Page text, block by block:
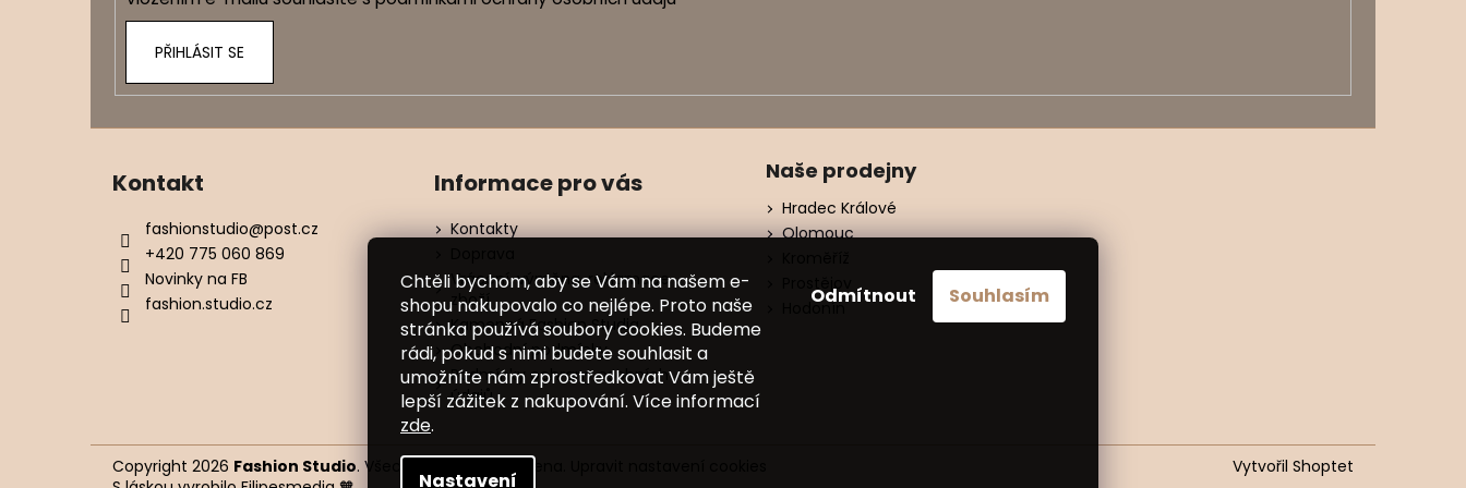
Chtěli bychom, aby se Vám na našem e-
shopu nakupovalo co nejlépe. Proto naše
stránka používá soubory cookies. Budeme
rádi, pokud s nimi budete souhlasit a
umožníte nám zprostředkovat Vám ještě
lepší zážitek z nakupování. Více informací
zde.
Nastavení
Odmítnout Souhlasím
PŘIHLÁSIT SE
Kontakt
fashionstudio@post.cz
+420 775 060 869
Novinky na FB
fashion.studio.cz
Informace pro vás
Kontakty
Vrácení, výměna, reklamace
zboží
Kamenná Fashion Studia
Obchodní podmínky
Podmínky ochrany osobních
údajů
Naše prodejny
Hradec Králové
Olomouc
Prostějov
Hodonín
Vytvořil Shoptet
Copyright 2026 Fashion Studio. Všechna práva vyhrazena.